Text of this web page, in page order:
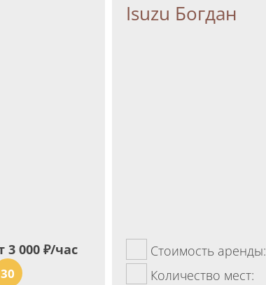
3 000 ₽/час
30
Isuzu Богдан
Стоимость аренды:
Количество мест: